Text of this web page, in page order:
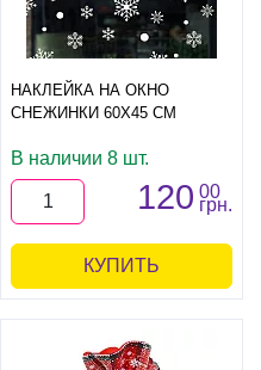
НАКЛЕЙКА НА ОКНО
СНЕЖИНКИ 60Х45 СМ
В наличии 8 шт.
120 00
грн.
КУПИТЬ